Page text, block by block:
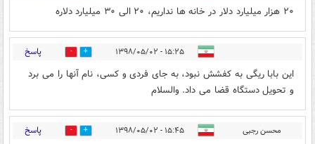
۲۰ هزار میلیارد دلار در خانه ها نداریم، ۲۰ الی ۳۰ میلیارد دلاره
۱۵:۲۵ - ۱۳۹۸/۰۵/۰۲ 6 پاسخ
این بابا ریگی به کفشش نبود، به جای فردی و کسی، نام آنها را می برد
و تحویل دستگاه قضا می داد. والسلام
محسن رجبی ۱۵:۴۵ - ۱۳۹۸/۰۵/۰۲ 9 پاسخ